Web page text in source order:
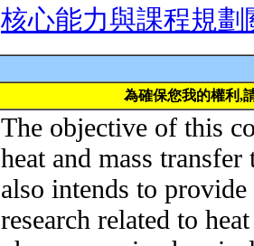
核心能力與課程規劃
為確保您我的權利,
The objective of this
heat and mass
also intends to
research related to